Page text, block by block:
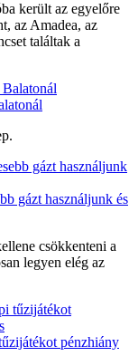
került az egyelőre
az Amadea, az
találtak a
gázt használjunk és
csökkenteni a
legyen elég az
pénzhiány